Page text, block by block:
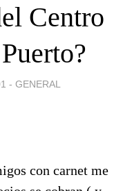
Centro
- GENERAL
con carnet me